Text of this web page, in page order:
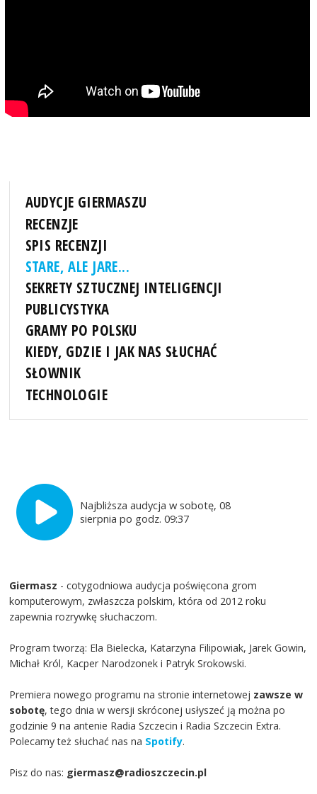
AUDYCJE GIERMASZU
RECENZJE
SPIS RECENZJI
STARE, ALE JARE...
SEKRETY SZTUCZNEJ INTELIGENCJI
PUBLICYSTYKA
GRAMY PO POLSKU
KIEDY, GDZIE I JAK NAS SŁUCHAĆ
SŁOWNIK
TECHNOLOGIE
Najbliższa audycja w sobotę, 08
sierpnia po godz. 09:37
Giermasz - cotygodniowa audycja poświęcona grom
komputerowym, zwłaszcza polskim, która od 2012 roku
zapewnia rozrywkę słuchaczom.
Program tworzą: Ela Bielecka, Katarzyna Filipowiak, Jarek Gowin,
Michał Król, Kacper Narodzonek i Patryk Srokowski.
Premiera nowego programu na stronie internetowej zawsze w
sobotę, tego dnia w wersji skróconej usłyszeć ją można po
godzinie 9 na antenie Radia Szczecin i Radia Szczecin Extra.
Polecamy też słuchać nas na Spotify.
Pisz do nas: giermasz@radioszczecin.pl